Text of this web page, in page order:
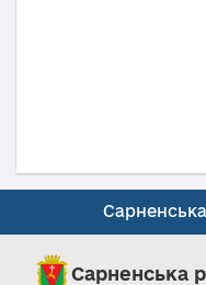
Сарненська